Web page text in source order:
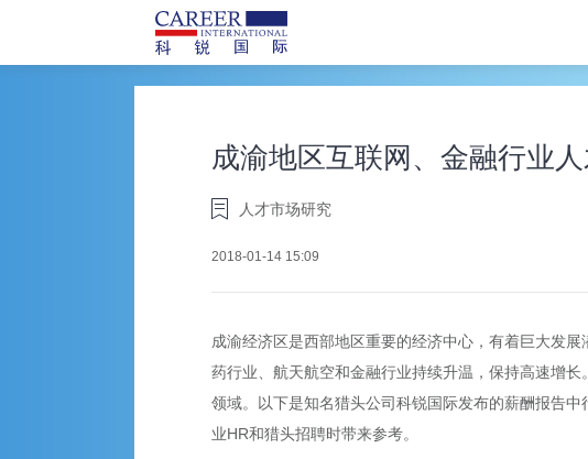
成渝地区互联网、金融行业
人才市场研究
2018-01-14 15:09
成渝经济区是西部地区重要的经济中心，有着巨大发展
药行业、航天航空和金融行业持续升温，保持高速增
领域。以下是知名猎头公司科锐国际发布的薪酬报告
业HR和猎头招聘时带来参考。